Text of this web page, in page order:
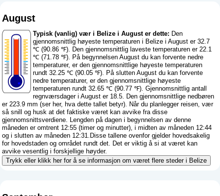
August
Typisk (vanlig) vær i Belize i August er dette: Den
gjennomsnittlig høyeste temperaturen i Belize i August er 32.7
℃ (90.86 ℉). Den gjennomsnittlig laveste temperaturen er 22.1
℃ (71.78 ℉). På begynnelsen August du kan forvente nedre
temperaturer, er den gjennomsnittlige høyeste temperaturen
rundt 32.25 ℃ (90.05 ℉). På slutten August du kan forvente
nedre temperaturer, er den gjennomsnittlige høyeste
temperaturen rundt 32.65 ℃ (90.77 ℉). Gjennomsnittlig antall
regnværsdager i August er 18.5. Den gjennomsnittlige nedbøren
er 223.9 mm (ser her, hva dette tallet betyr). Når du planlegger reisen, vær
så snill og husk at det faktiske været kan avvike fra disse
gjennomsnittsverdiene. Lengden på dagen i begynnelsen av denne
måneden er omtrent 12:55 (timer og minutter), i midten av måneden 12:44
og i slutten av måneden 12:31.Disse tallene ovenfor gjelder hovedsakelig
for hovedstaden og området rundt det. Det er viktig å si at været kan
avvike vesentlig i forskjellige høyder.
Trykk eller klikk her for å se informasjon om været flere steder i Belize